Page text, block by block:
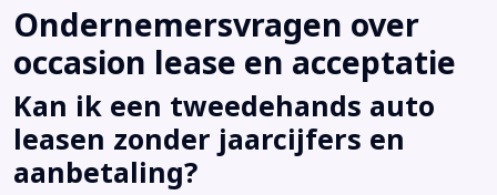
Ondernemersvragen over
occasion lease en acceptatie
Kan ik een tweedehands auto
leasen zonder jaarcijfers en
aanbetaling?